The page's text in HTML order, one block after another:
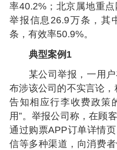
率40.2%；北京属地重
举报信息26.9万条，其
条，有效率50.9%。
典型案例1
某公司举报，一用
布涉该公司的不实言论
告知相应行李收费政策
用”。举报公司称，在顾
通过购票APP订单详情
信等多种渠道，向消费